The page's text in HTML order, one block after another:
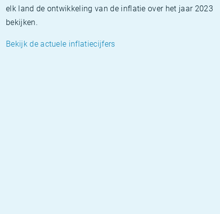
elk land de ontwikkeling van de inflatie over het jaar 2023
bekijken.
Bekijk de actuele inflatiecijfers